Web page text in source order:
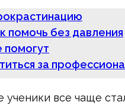
помочь без давления
помогут
за
все чаще